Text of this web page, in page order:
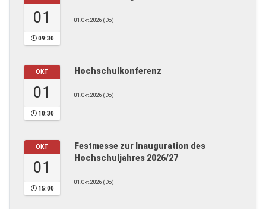
01
09:30
01.Okt.2026 (Do)
OKT
01
10:30
Hochschulkonferenz
01.Okt.2026 (Do)
OKT
01
15:00
Festmesse zur Inauguration des
Hochschuljahres 2026/27
01.Okt.2026 (Do)